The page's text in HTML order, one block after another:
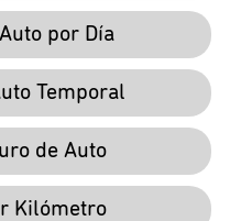
por Día
Temporal
de Auto
Kilómetro